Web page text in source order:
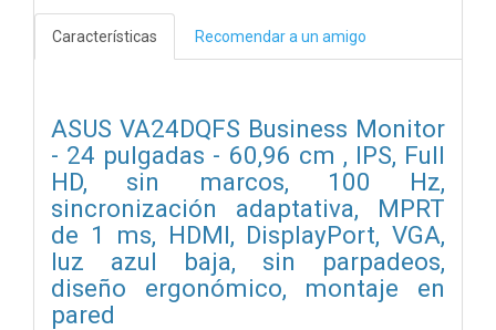
Características Recomendar a un amigo
ASUS VA24DQFS Business Monitor
- 24 pulgadas - 60,96 cm , IPS, Full
HD, sin marcos, 100 Hz,
sincronización adaptativa, MPRT
de 1 ms, HDMI, DisplayPort, VGA,
luz azul baja, sin parpadeos,
diseño ergonómico, montaje en
pared